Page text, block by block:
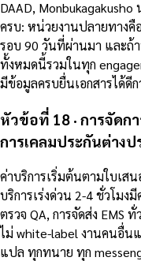
DAAD,
ครบ: หน่วยงานปลายทางคื
รอบ 90 วันที่ผ่านมา และถ้
ทั้งหมดนี้รวมในทุก
มีข้อมูลครบยื่นเอกสารได้ดีก
หัวข้อที่ 18 · การจัดก
การเคลมประกันต่างป
ค่าบริการเริ่มต้นตามใบเส
บริการเร่งด่วน 2-4 ชั่วโมง
ตรวจ QA, การจัดส่ง EMS
ไม่ white-label งานคนอื่น
แปล ทุกทนาย ทุก